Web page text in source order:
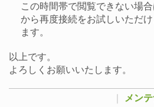
この時間帯で閲覧できない場
から再度接続をお試しいただ
ます。
以上です。
よろしくお願いいたします。
メン